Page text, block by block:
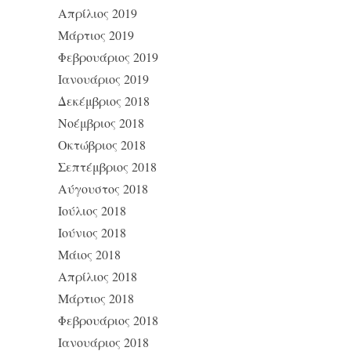
Απρίλιος 2019
Μάρτιος 2019
Φεβρουάριος 2019
Ιανουάριος 2019
Δεκέμβριος 2018
Νοέμβριος 2018
Οκτώβριος 2018
Σεπτέμβριος 2018
Αύγουστος 2018
Ιούλιος 2018
Ιούνιος 2018
Μάιος 2018
Απρίλιος 2018
Μάρτιος 2018
Φεβρουάριος 2018
Ιανουάριος 2018